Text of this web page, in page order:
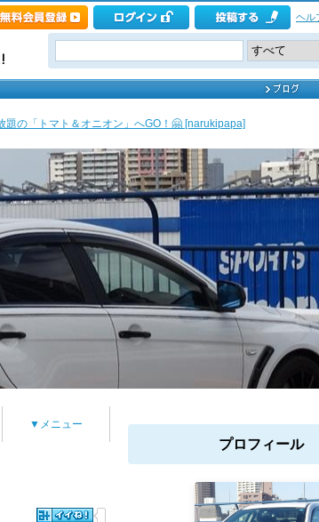
ヘル
題の「トマト＆オニオン」へGO！🤗 [narukipapa]
▼メニュー
プロフィール